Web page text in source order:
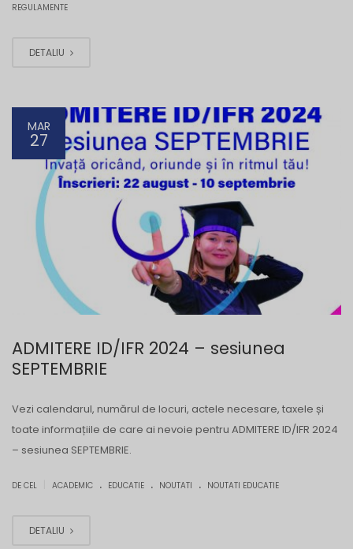
REGULAMENTE
DETALIU
MAR
27
ADMITERE ID/IFR 2024 – sesiunea
SEPTEMBRIE
Vezi calendarul, numărul de locuri, actele necesare, taxele și
toate informațiile de care ai nevoie pentru ADMITERE ID/IFR 2024
– sesiunea SEPTEMBRIE.
DE CEL ACADEMIC . EDUCATIE . NOUTATI . NOUTATI EDUCATIE
DETALIU